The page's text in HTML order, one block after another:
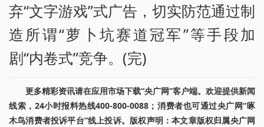
弃“文字游戏”式广告，切实防范通过制
造所谓“萝卜坑赛道冠军”等手段加
剧“内卷式”竞争。(完)
更多精彩资讯请在应用市场下载“央广网”客户端。欢迎提供新闻
线索，24小时报料热线400-800-0088；消费者也可通过央广网“啄
木鸟消费者投诉平台”线上投诉。版权声明：本文章版权归属央广网